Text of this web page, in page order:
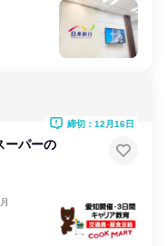
ーパーの
締切：12月16日